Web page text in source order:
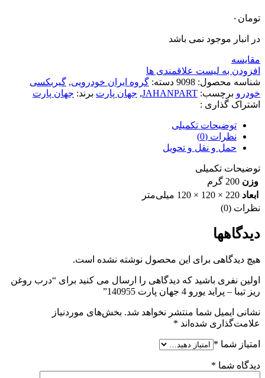
تومان ۰
در انبار موجود نمی باشد
مقایسه
افزودن به لیست علاقمندی ها
شناسه محصول: 9098 دسته: گروه ایران خودرویی, گیربکسی
خودرو برچسب: JAHANPART
, جهان پارت برند: جهان پارت
اشتراک گذاری :
توضیحات تکمیلی
نظرات (0)
حمل و نقل و تحویل
توضیحات تکمیلی
وزن 200 گرم
ابعاد 220 × 120 × 120 میلی‌متر
نظرات (0)
دیدگاهها
هیچ دیدگاهی برای این محصول نوشته نشده است.
اولین نفری باشید که دیدگاهی را ارسال می کنید برای “درب روغن
ریز تیبا – پراید یورو 4 جهان پارت 140955”
نشانی ایمیل شما منتشر نخواهد شد. بخش‌های موردنیاز
علامت‌گذاری شده‌اند *
امتیاز شما *
دیدگاه شما *